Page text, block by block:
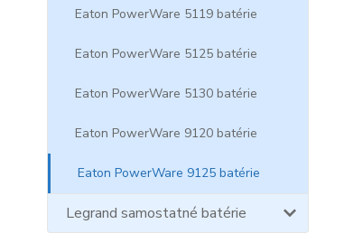
Eaton PowerWare 5119 batérie
Eaton PowerWare 5125 batérie
Eaton PowerWare 5130 batérie
Eaton PowerWare 9120 batérie
Eaton PowerWare 9125 batérie
Legrand samostatné batérie